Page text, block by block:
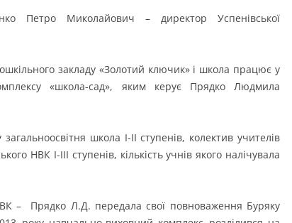
Петро Миколайович – директор Успенівської
закладу «Золотий ключик» і школа працює у
«школа-сад», яким керує Прядко Людмила
школа І-ІІ ступенів, колектив учителів
НВК І-ІІІ ступенів, кількість учнів якого налічувала
– Прядко Л.Д. передала свої повноваження Буряку